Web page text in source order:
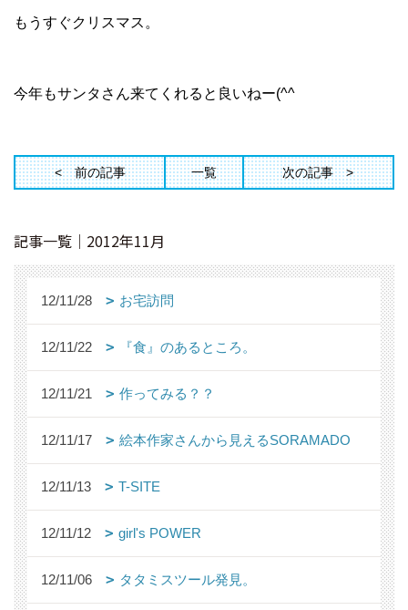
もうすぐクリスマス。
今年もサンタさん来てくれると良いねー(^^ゞ
前の記事 一覧 次の記事
記事一覧｜2012年11月
12/11/28 お宅訪問
12/11/22 『食』のあるところ。
12/11/21 作ってみる？？
12/11/17 絵本作家さんから見えるSORAMADO
12/11/13 T-SITE
12/11/12 girl's POWER
12/11/06 タタミスツール発見。